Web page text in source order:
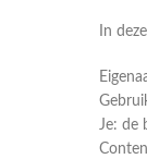
In
Je: de